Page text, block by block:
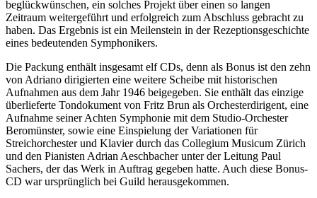
beglückwünschen, ein solches Projekt über einen so langen
Zeitraum weitergeführt und erfolgreich zum Abschluss gebracht zu
haben. Das Ergebnis ist ein Meilenstein in der Rezeptionsgeschichte
eines bedeutenden Symphonikers.
Die Packung enthält insgesamt elf CDs, denn als Bonus ist den zehn
von Adriano dirigierten eine weitere Scheibe mit historischen
Aufnahmen aus dem Jahr 1946 beigegeben. Sie enthält das einzige
überlieferte Tondokument von Fritz Brun als Orchesterdirigent, eine
Aufnahme seiner Achten Symphonie mit dem Studio-Orchester
Beromünster, sowie eine Einspielung der Variationen für
Streichorchester und Klavier durch das Collegium Musicum Zürich
und den Pianisten Adrian Aeschbacher unter der Leitung Paul
Sachers, der das Werk in Auftrag gegeben hatte. Auch diese Bonus-
CD war ursprünglich bei Guild herausgekommen.